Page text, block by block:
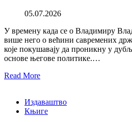
05.07.2026
У времену када се о Владимиру
више него о већини савремених
које покушавају да проникну у
основе његове политике.…
Read More
Издаваштво
Књиге